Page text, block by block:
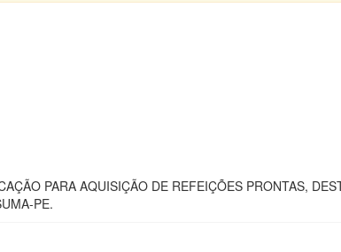
PARA AQUISIÇÃO DE REFEIÇÕES PRONTAS,
PE.